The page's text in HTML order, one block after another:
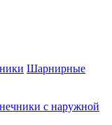
Шарнирные
с наружной